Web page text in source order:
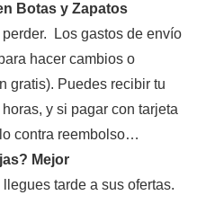
Botas y Zapatos
Los gastos de envío
hacer cambios o
gratis). Puedes recibir tu
y si pagar con tarjeta
contra reembolso…
Mejor
llegues tarde a sus ofertas.